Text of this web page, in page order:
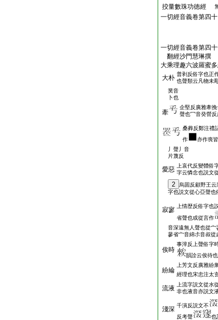
挍量數珠功徳經
一切經音義卷第四十
一切經音義卷第四
翻經沙門慧琳撰
大乘理趣六波羅蜜
大朴 普剥反俗字也正
也聲類云凡物未
菐音
卜也
牽
企堅反廣雅牽
聲也冖音癸營
桑葬反鄭注禮
作
亦作喪
丿聲丿音
片蔑反
愛惡
上哀代反變體俗
字云憐念也説文
2
烏固反顧野王
字也説文從心亞聲也
寂寥
上情歴反俗字也
省聲也或從言作
音深遠無人聲也從宀
蓼省宀音綿尗音叔從
俟時
事滓反上聲俗字
韻詮云俟待
紛綸
上芳文反廣雅紛
經理也宋忠注太
流液
上流字説文從水
非也液音亦説文
淺深 千演反説文不
反考聲
也